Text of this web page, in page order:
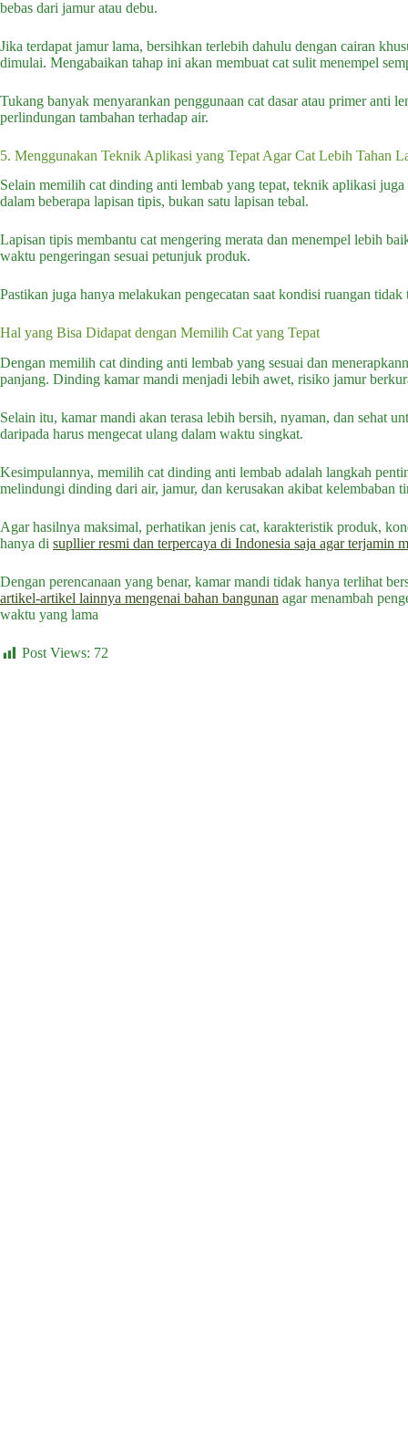
bebas dari jamur atau debu.
Jika terdapat jamur lama, bersihkan terlebih dahulu dengan cairan
dimulai. Mengabaikan tahap ini akan membuat cat sulit menempel
Tukang banyak menyarankan penggunaan cat dasar atau primer anti
perlindungan tambahan terhadap air.
5. Menggunakan Teknik Aplikasi yang Tepat Agar Cat Lebih Tahan
Selain memilih cat dinding anti lembab yang tepat, teknik aplikasi
dalam beberapa lapisan tipis, bukan satu lapisan tebal.
Lapisan tipis membantu cat mengering merata dan menempel lebih
waktu pengeringan sesuai petunjuk produk.
Pastikan juga hanya melakukan pengecatan saat kondisi ruangan
Hal yang Bisa Didapat dengan Memilih Cat yang Tepat
Dengan memilih cat dinding anti lembab yang sesuai dan
panjang. Dinding kamar mandi menjadi lebih awet, risiko jamur
Selain itu, kamar mandi akan terasa lebih bersih, nyaman, dan sehat
daripada harus mengecat ulang dalam waktu singkat.
Kesimpulannya, memilih cat dinding anti lembab adalah langkah
melindungi dinding dari air, jamur, dan kerusakan akibat kelembaban
Agar hasilnya maksimal, perhatikan jenis cat, karakteristik produk,
hanya di supllier resmi dan terpercaya di Indonesia saja agar terjamin
Dengan perencanaan yang benar, kamar mandi tidak hanya terlihat
artikel-artikel lainnya mengenai bahan bangunan agar menambah
waktu yang lama
Post Views: 72